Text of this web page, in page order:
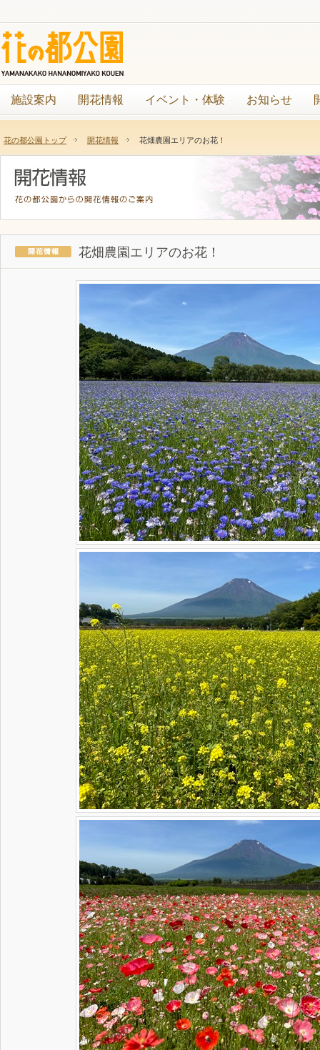
施設案内 開花情報 イベント・体験 お知らせ
花の都公園トップ 開花情報 花畑農園エリアのお花！
花畑農園エリアのお花！